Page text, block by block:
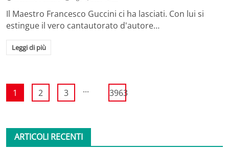
Il Maestro Francesco Guccini ci ha lasciati. Con lui si
estingue il vero cantautorato d'autore…
Leggi di più
1 2 3 ... 3963
ARTICOLI RECENTI